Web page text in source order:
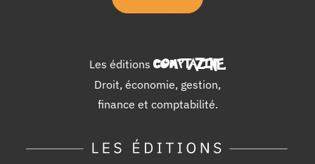
Les éditions COMPTAZINE.
Droit, économie, gestion,
finance et comptabilité.